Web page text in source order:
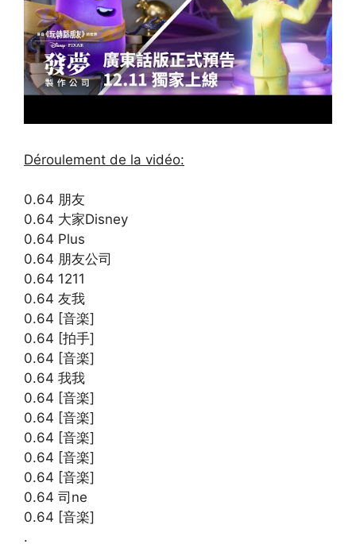
Déroulement de la vidéo:
0.64 朋友
0.64 大家Disney
0.64 Plus
0.64 朋友公司
0.64 1211
0.64 友我
0.64 [音楽]
0.64 [拍手]
0.64 [音楽]
0.64 我我
0.64 [音楽]
0.64 [音楽]
0.64 [音楽]
0.64 [音楽]
0.64 [音楽]
0.64 司ne
0.64 [音楽]
.